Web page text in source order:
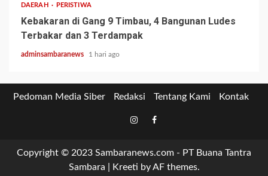
DAERAH PERISTIWA
Kebakaran di Gang 9 Timbau, 4 Bangunan Ludes
Terbakar dan 3 Terdampak
adminsambaranews 1 hari ago
Pedoman Media Siber Redaksi Tentang Kami Kontak
Tiktok
InstagramFacebook
Copyright © 2023 Sambaranews.com - PT Buana Tantra
Sambara
Kreeti by AF themes.